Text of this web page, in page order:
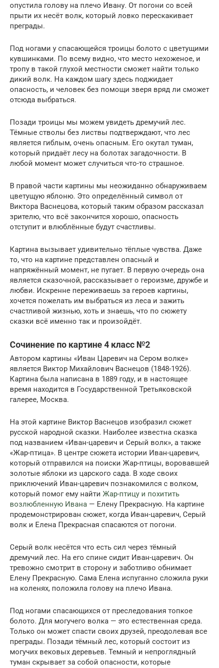
опустила голову на плечо Ивану. От погони со всей
прыти их несёт волк, который ловко перескакивает
преграды.
Под ногами у спасающейся троицы болото с цветущими
кувшинками. По всему видно, что место нехоженое, и
тропу в такой глухой местности сможет найти только
дикий волк. На каждом шагу здесь поджидает
опасность, и человек без помощи зверя вряд ли сможет
отсюда выбраться.
Позади троицы мы можем увидеть дремучий лес.
Тёмные стволы без листвы подтверждают, что лес
является гиблым, очень опасным. Его окутал туман,
который придаёт лесу на болотах загадочности. В
любой момент может случиться что-то страшное.
В правой части картины мы неожиданно обнаруживаем
цветущую яблоню. Это определённый символ от
Виктора Васнецова, который таким образом рассказал
зрителю, что всё закончится хорошо, опасность
отступит и влюблённые будут счастливы.
Картина вызывает удивительно тёплые чувства. Даже
то, что на картине представлен опасный и
напряжённый момент, не пугает. В первую очередь она
является сказочной, рассказывает о героизме, дружбе и
любви. Искренне переживаешь за героев картины,
хочется пожелать им выбраться из леса и зажить
счастливой жизнью, хоть и знаешь, что по сюжету
сказки всё именно так и произойдёт.
Сочинение по картине 4 класс №2
Автором картины «Иван Царевич на Сером волке»
является Виктор Михайлович Васнецов (1848-1926).
Картина была написана в 1889 году, и в настоящее
время находится в Государственной Третьяковской
галерее, Москва.
На этой картине Виктор Васнецов изобразил сюжет
русской народной сказки. Наиболее известна сказка
под названием «Иван-царевич и Серый волк», а также
«Жар-птица». В центре сюжета истории Иван-царевич,
который отправился на поиски Жар-птицы, воровавшей
золотые яблоки из царского сада. В ходе своих
приключений Иван-царевич познакомился с волком,
который помог ему найти Жар-птицу и похитить
возлюбленную Ивана — Елену Прекрасную. На картине
продемонстрирован сюжет, когда Иван-царевич, Серый
волк и Елена Прекрасная спасаются от погони.
Серый волк несётся что есть сил через тёмный
дремучий лес. На его спине сидит Иван-царевич. Он
тревожно смотрит в сторону и заботливо обнимает
Елену Прекрасную. Сама Елена испуганно сложила руки
на коленях, положила голову на плечо Ивана.
Под ногами спасающихся от преследования топкое
болото. Для могучего волка — это естественная среда.
Только он может спасти своих друзей, преодолевая все
преграды. Позади тёмный лес, который состоит из
могучих вековых деревьев. Темный и непроглядный
туман скрывает за собой опасности, которые